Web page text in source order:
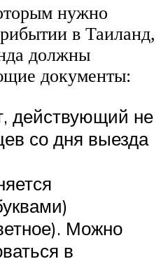
нужно
в Таиланд,
должны
документы:
действующий не
со дня выезда
Можно
в